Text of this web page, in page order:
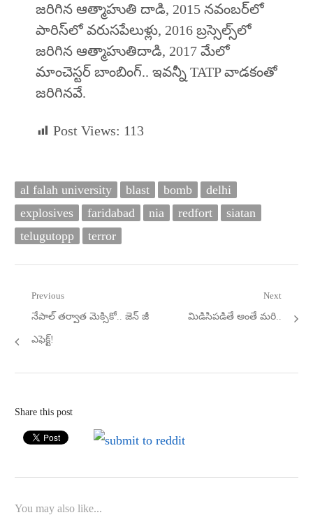
జరిగిన ఆత్మాహుతి దాడి, 2015 నవంబర్‌లో
పారిస్‌లో వరుసపేలుళ్లు, 2016 బ్రస్సెల్స్‌లో
జరిగిన ఆత్మాహుతిదాడి, 2017 మేలో
మాంచెస్టర్‌ బాంబింగ్‌.. ఇవన్నీ TATP వాడకంతో
జరిగినవే.
Post Views: 113
al falah university blast bomb
delhi
explosives
faridabad nia redfort
siatan
telugutopp
terror
Post
navigation
Previous
Previous
post:
నేపాల్‌ తర్వాత మెక్సికో.. జెన్‌ జీ
ఎఫెక్ట్‌!
Next
Next
మిడిసిపడితే అంతే మరి..
Share this post
You may also like...